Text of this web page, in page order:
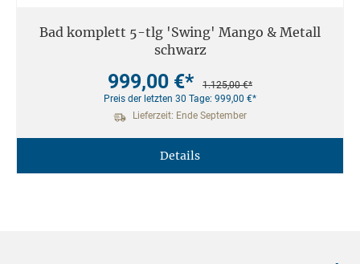
Bad komplett 5-tlg 'Swing' Mango & Metall
schwarz
999,00 €*
1.125,00 €*
Preis der letzten 30 Tage: 999,00 €*
Lieferzeit: Ende September
Details